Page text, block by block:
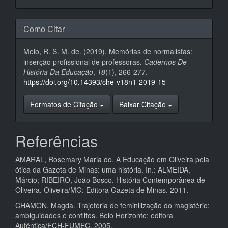
Como Citar
Melo, R. S. M. de. (2019). Memórias de normalistas:
inserção profissional de professoras. Cadernos De
História Da Educação, 18(1), 266-277.
https://doi.org/10.14393/che-v18n1-2019-15
Formatos de Citação Baixar Citação
Referências
AMARAL, Rosemary Maria do. A Educação em Oliveira pela
ótica da Gazeta de Minas: uma história. In.: ALMEIDA,
Márcio; RIBEIRO, João Bosco. História Contemporânea de
Oliveira. Oliveira/MG: Editora Gazeta de Minas. 2011.
CHAMON, Magda. Trajetória de feminilização do magistério:
ambiguidades e conflitos. Belo Horizonte: editora
Autêntica/FCH-FUMEC. 2005.